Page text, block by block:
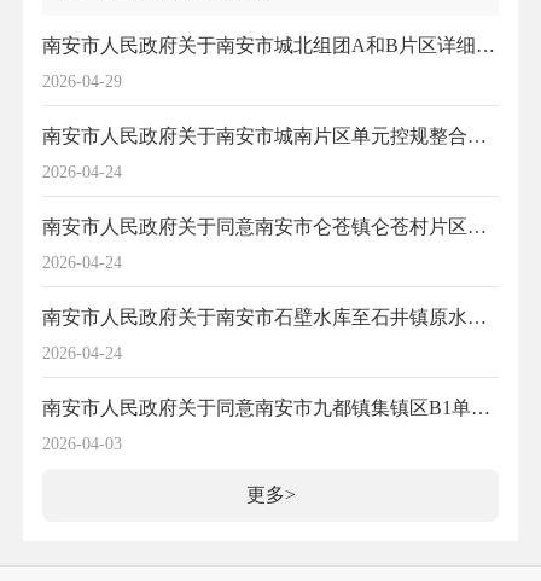
2026-04-29
南安市人民政府关于南安市城北组团A和B片区详细规划修编02—I—01~02地块图则的批复
2026-04-24
南安市人民政府关于南安市城南片区单元控规整合修编及城市设计（08单元A—34~36 地块）动态维护的批复
2026-04-24
南安市人民政府关于同意南安市仑苍镇仑苍村片区N单元详细规划动态维护（2026）的批复
2026-04-24
南安市人民政府关于南安市石壁水库至石井镇原水管道工程泵站项目独立城镇建设用地详细规划（含选址论证专章）的批复
2026-04-03
南安市人民政府关于同意南安市九都镇集镇区B1单元详细规划（2025）的批复
更多>